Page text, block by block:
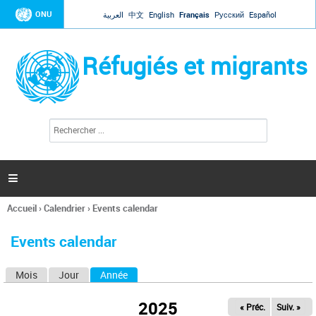
Jump to navigation
ONU العربية 中文 English Français Русский Español
Réfugiés et migrants
l
c
h
e

Vous
ici
Accueil›Calendrier› Events calendar
Events calendar
Mois Jour Année
2025 « Préc. Suiv. »